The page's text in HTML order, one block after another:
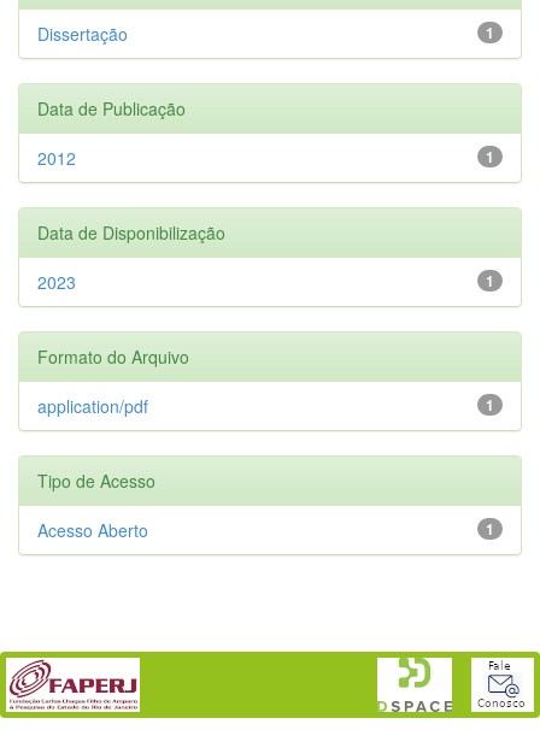
1
Dissertação
Data de Publicação
1
2012
Data de Disponibilização
1
2023
Formato do Arquivo
1
application/pdf
Tipo de Acesso
1
Acesso Aberto